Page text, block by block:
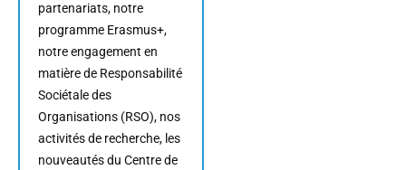
partenariats, notre
programme Erasmus+,
notre engagement en
matière de Responsabilité
Sociétale des
Organisations (RSO), nos
activités de recherche, les
nouveautés du Centre de